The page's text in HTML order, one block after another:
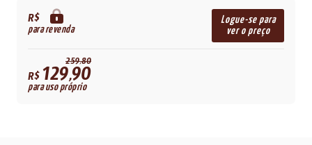
R$
para revenda
Logue-se para
ver o preço
259,80
R$129,90
para uso próprio